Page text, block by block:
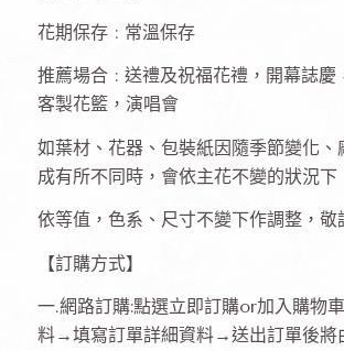
花期保存 : 常溫保存
推薦場合 : 送禮及祝福花禮，開幕誌慶
客製花籃，演唱會
如葉材、花器、包裝紙因隨季節變化、
成有所不同時，會依主花不變的狀況下
依等值，色系、尺寸不變下作調整，敬
【訂購方式】
一.網路訂購:點選立即訂購or加入購物
料→填寫訂單詳細資料→送出訂單後將